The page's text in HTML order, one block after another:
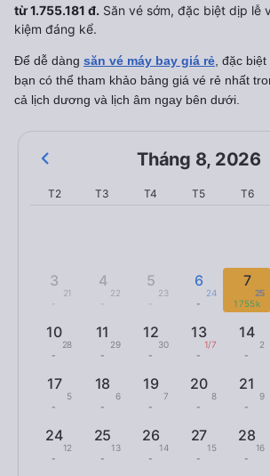
từ 1.755.181 đ. Săn vé sớm, đặc biệt dịp lễ
kiệm đáng kể.
Để dễ dàng săn vé máy bay giá rẻ , đặc
bạn có thể tham khảo bảng giá vé rẻ nhất
cả lịch dương và lịch âm ngay bên dưới.
Tháng 8, 2026
T2 T3 T4 T5 T6
3
21
-
4
22
-
5
23
-
6
24
-
7
25
1755k
10
28
-
11
29
-
12
30
-
13
1/7
-
14
2
-
17
5
-
18
6
-
19
7
-
20
8
-
21
9
-
24
12
-
25
13
-
26
14
-
27
15
-
28
16
-